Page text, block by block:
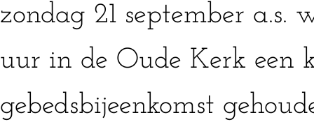
zondag 21 september a.s.
uur in de Oude Kerk een
gebedsbijeenkomst